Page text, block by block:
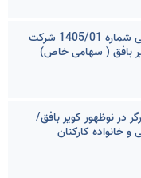
آگهی تمدید مزایده عمومی شماره 1405/01 شرکت
بافق ( سهامی خاص)
در نوظهور کویر بافق/
خانواده کارکنان